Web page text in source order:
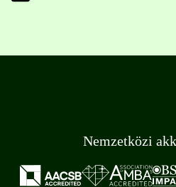
Nemzetközi